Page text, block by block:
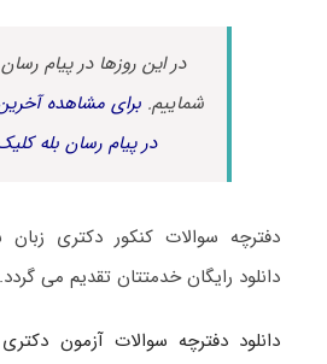
در این روزها در پیام رسان
شماییم.برای مشاهده
در پیام رسان بله
دفترچه سوالات کنکور دکتری
دانلود رایگان خدمتتان تقدیم می گردد.
دانلود دفترچه سوالات آزمون